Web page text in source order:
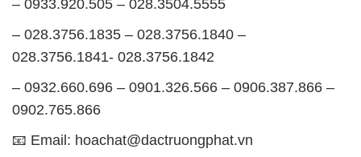
0902.765.866
📧 Email: hoachat@dactruongphat.vn
TRƯỜNG PHÁT
được tổ chức như sau: